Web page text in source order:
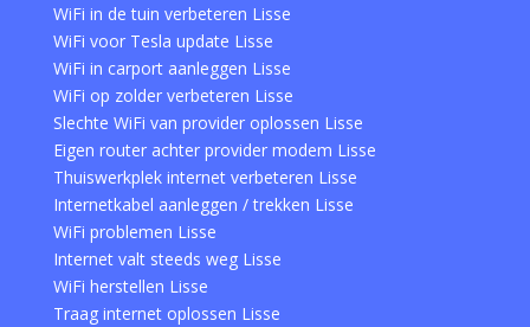
WiFi in de tuin verbeteren Lisse
WiFi voor Tesla update Lisse
WiFi in carport aanleggen Lisse
WiFi op zolder verbeteren Lisse
Slechte WiFi van provider oplossen Lisse
Eigen router achter provider modem Lisse
Thuiswerkplek internet verbeteren Lisse
Internetkabel aanleggen / trekken Lisse
WiFi problemen Lisse
Internet valt steeds weg Lisse
WiFi herstellen Lisse
Traag internet oplossen Lisse